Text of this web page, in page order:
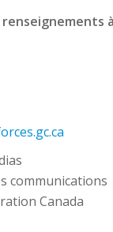
communications
Canada